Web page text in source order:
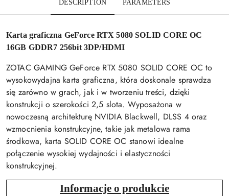
DESCRIPTION PARAMETERS
Karta graficzna GeForce RTX 5080 SOLID CORE OC
16GB GDDR7 256bit 3DP/HDMI
ZOTAC GAMING GeForce RTX 5080 SOLID CORE OC to
wysokowydajna karta graficzna, która doskonale sprawdza
się zarówno w grach, jak i w tworzeniu treści, dzięki
konstrukcji o szerokości 2,5 slota. Wyposażona w
nowoczesną architekturę NVIDIA Blackwell, DLSS 4 oraz
wzmocnienia konstrukcyjne, takie jak metalowa rama
środkowa, karta SOLID CORE OC stanowi idealne
połączenie wysokiej wydajności i elastyczności
konstrukcyjnej.
Informacje o produkcie